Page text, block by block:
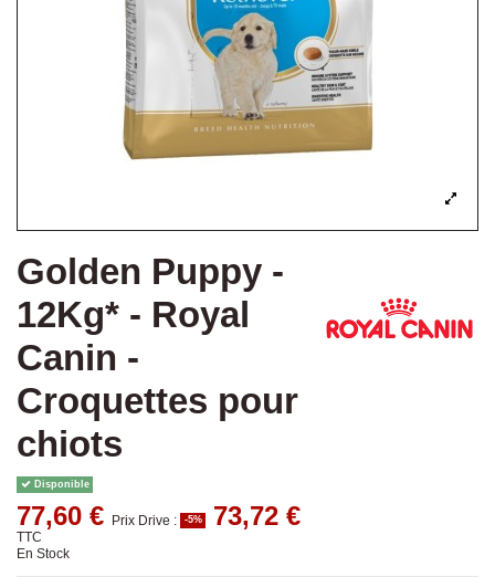
Golden Puppy -
12Kg* - Royal
Canin -
Croquettes pour
chiots
Disponible
77,60 € Prix Drive : -5% 73,72 €
TTC
En Stock